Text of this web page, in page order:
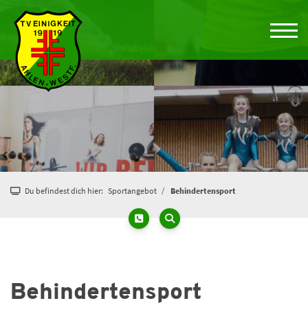
Du befindest dich hier: Sportangebot Behindertensport
Behindertensport